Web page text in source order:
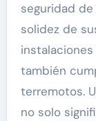
seguridad
solidez de
también
terremotos.
no solo